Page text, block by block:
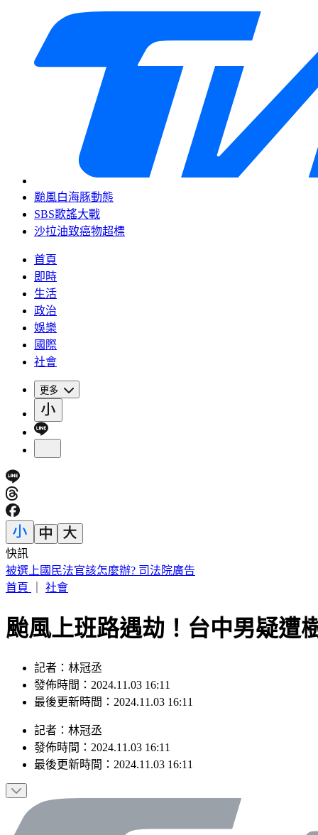
颱風白海豚動態
SBS歌謠大戰
沙拉油致癌物超標
首頁
即時
生活
政治
娛樂
國際
社會
更多
快訊
被選上國民法官該怎麼辦? 司法院廣告
首頁
社會
颱風上班路遇劫！台中男疑
記者：林冠丞
發佈時間：2024.11.03 16:11
最後更新時間：2024.11.03 16:11
記者 ： 林冠丞
發佈時間： 2024.11.03 16:11
最後更新時間： 2024.11.03 16:11